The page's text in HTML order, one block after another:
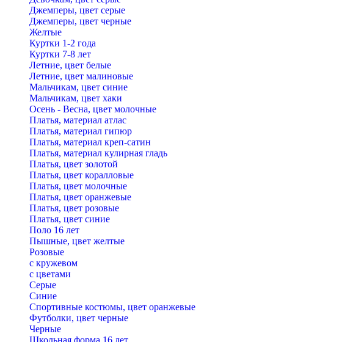
Джемперы, цвет серые
Джемперы, цвет черные
Желтые
Куртки 1-2 года
Куртки 7-8 лет
Летние, цвет белые
Летние, цвет малиновые
Мальчикам, цвет синие
Мальчикам, цвет хаки
Осень - Весна, цвет молочные
Платья, материал атлас
Платья, материал гипюр
Платья, материал креп-сатин
Платья, материал кулирная гладь
Платья, цвет золотой
Платья, цвет коралловые
Платья, цвет молочные
Платья, цвет оранжевые
Платья, цвет розовые
Платья, цвет синие
Поло 16 лет
Пышные, цвет желтые
Розовые
с кружевом
с цветами
Серые
Синие
Спортивные костюмы, цвет оранжевые
Футболки, цвет черные
Черные
Школьная форма 16 лет